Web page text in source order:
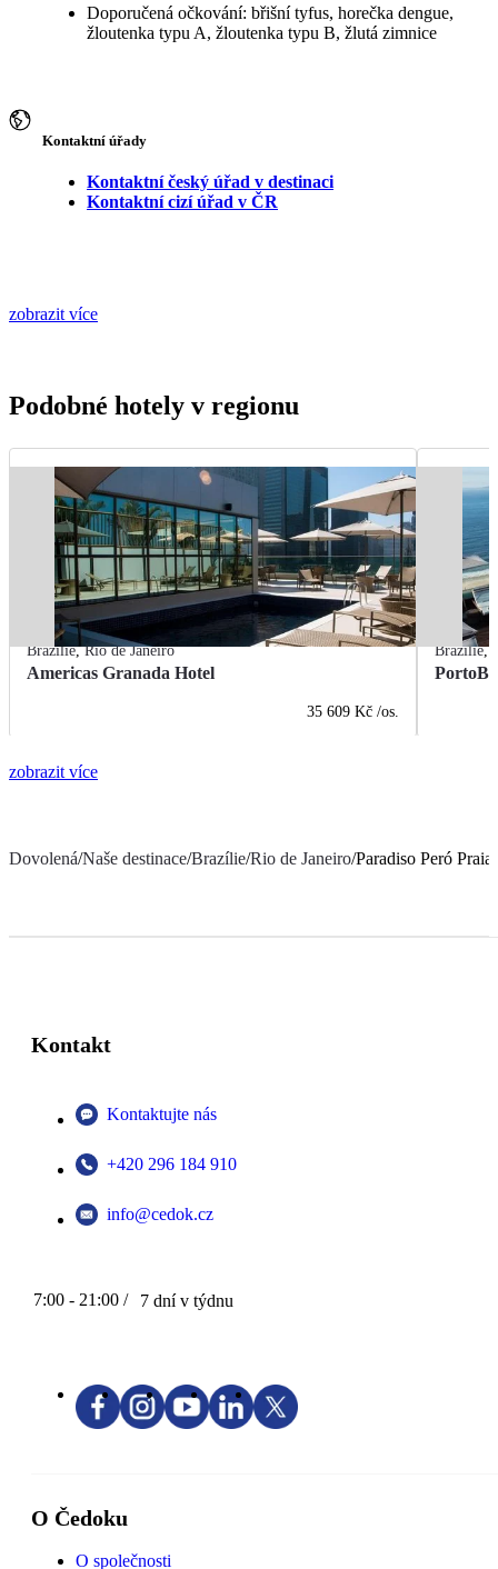
Doporučená očkování: břišní tyfus, horečka dengue,
žloutenka typu A, žloutenka typu B, žlutá zimnice
Kontaktní úřady
Kontaktní český úřad v destinaci
Kontaktní cizí úřad v ČR
zobrazit více
Podobné hotely v regionu
Brazílie,Rio de Janeiro
Americas Granada Hotel
35 609 Kč /os.
Brazílie,
zobrazit více
Dovolená/Naše destinace/Brazílie/Rio de Janeiro/Paradiso Peró Praia
Kontakt
Kontaktujte nás
+420 296 184 910
info@cedok.cz
7:00 - 21:00 / 7 dní v týdnu
O Čedoku
O společnosti